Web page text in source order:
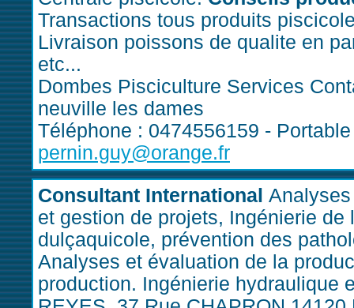
Transactions tous produits
Livraison poissons de qualite en
etc...
Dombes Pisciculture Services
neuville les dames
Téléphone : 0474556159 -
pernin.guy@orange.fr
Consultant International
et gestion de projets, Ingénierie
dulçaquicole, prévention des
Analyses et évaluation de la
production. Ingénierie hydraulique